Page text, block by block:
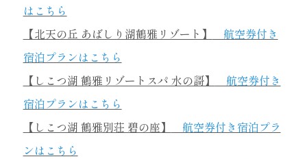
はこちら
【北天の丘 あばしり湖鶴雅リゾート】
航空券付き
宿泊プランはこちら
【しこつ湖 鶴雅リゾートスパ 水の謌】
航空券付き
宿泊プランはこちら
【しこつ湖 鶴雅別荘 碧の座】
航空券付き宿泊プラ
ンはこちら